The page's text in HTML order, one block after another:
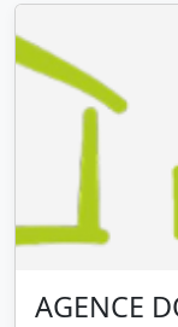
AGENCE